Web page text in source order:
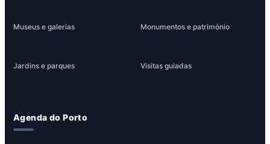
Museus e galerias Monumentos e património
Jardins e parques Visitas guiadas
Agenda do Porto